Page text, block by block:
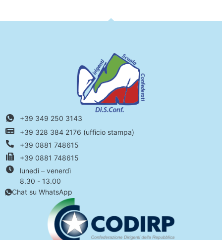
+39 349 250 3143
+39 328 384 2176 (ufficio stampa)
+39 0881 748615
+39 0881 748615
lunedì – venerdì
8.30 - 13.00
Chat su WhatsApp